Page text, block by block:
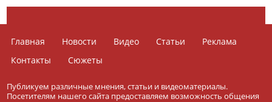
Главная Новости Видео Статьи
Реклама
Контакты
Сюжеты
Публикуем различные мнения, статьи и видеоматериалы.
Посетителям нашего сайта предоставляем возможность общения